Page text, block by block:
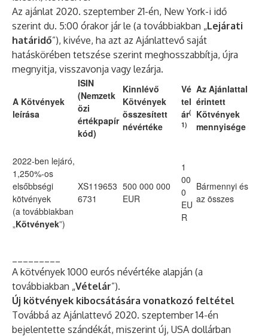
Az ajánlat 2020. szeptember 21-én, New York-i idő
szerint du. 5:00 órakor jár le (a továbbiakban „Lejárati
határidő”), kivéve, ha azt az Ajánlattevő saját
hatáskörében tetszése szerint meghosszabbítja, újra
megnyitja, visszavonja vagy lezárja.
A Kötvények
leírása
ISIN
(Nemzetk
özi
értékpapír
kód)
Kinnlévő
Kötvények
összesített
névértéke
Vé
tel
ár(
1)
Az Ajánlattal
érintett
Kötvények
mennyisége
2022-ben lejáró,
1,250%-os
elsőbbségi
kötvények
(a továbbiakban
„Kötvények”)
XS119653
6731
500 000 000
EUR
1
00
0
EU
R
Bármennyi és
az összes
A kötvények 1000 eurós névértéke alapján (a
továbbiakban „Vételár”).
Új kötvények kibocsátására vonatkozó feltétel
Továbbá az Ajánlattevő 2020. szeptember 14-én
bejelentette szándékát, miszerint új, USA dollárban